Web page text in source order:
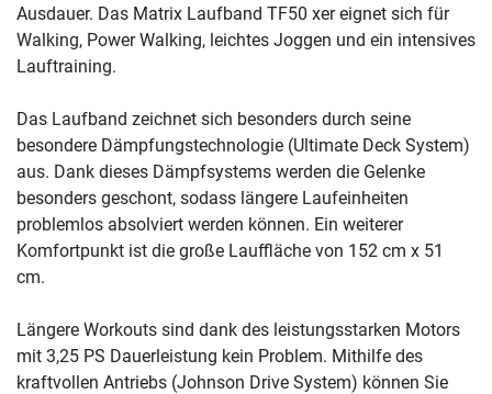
Ausdauer. Das Matrix Laufband TF50 xer eignet sich für
Walking, Power Walking, leichtes Joggen und ein intensives
Lauftraining.
Das Laufband zeichnet sich besonders durch seine
besondere Dämpfungstechnologie (Ultimate Deck System)
aus. Dank dieses Dämpfsystems werden die Gelenke
besonders geschont, sodass längere Laufeinheiten
problemlos absolviert werden können. Ein weiterer
Komfortpunkt ist die große Lauffläche von 152 cm x 51
cm.
Längere Workouts sind dank des leistungsstarken Motors
mit 3,25 PS Dauerleistung kein Problem. Mithilfe des
kraftvollen Antriebs (Johnson Drive System) können Sie